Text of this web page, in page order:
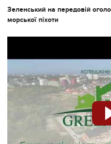
Зеленський на передовій
морської піхоти